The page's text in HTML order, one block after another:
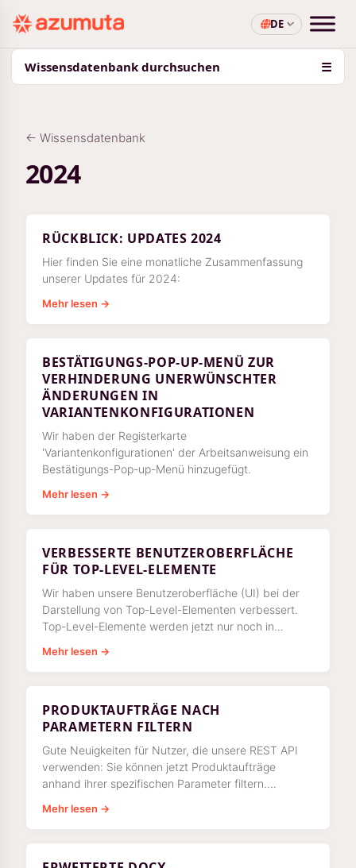
DE
Wissensdatenbank durchsuchen ☰
← Wissensdatenbank
2024
RÜCKBLICK: UPDATES 2024
Hier finden Sie eine monatliche Zusammenfassung
unserer Updates für 2024:
Mehr lesen →
BESTÄTIGUNGS-POP-UP-MENÜ ZUR
VERHINDERUNG UNERWÜNSCHTER
ÄNDERUNGEN IN
VARIANTENKONFIGURATIONEN
Wir haben der Registerkarte
'Variantenkonfigurationen' der Arbeitsanweisung ein
Bestätigungs-Pop-up-Menü hinzugefügt.
Mehr lesen →
VERBESSERTE BENUTZEROBERFLÄCHE
FÜR TOP-LEVEL-ELEMENTE
Wir haben unsere Benutzeroberfläche (UI) bei der
Darstellung von Top-Level-Elementen verbessert.
Top-Level-Elemente werden jetzt nur noch in
angeheftet sind. Sie nicht
Mehr lesen →
PRODUKTAUFTRÄGE NACH
PARAMETERN FILTERN
Gute Neuigkeiten für Nutzer, die unsere REST API
verwenden: Sie können jetzt Produktaufträge
anhand ihrer spezifischen Parameter filtern.
Mehr lesen →